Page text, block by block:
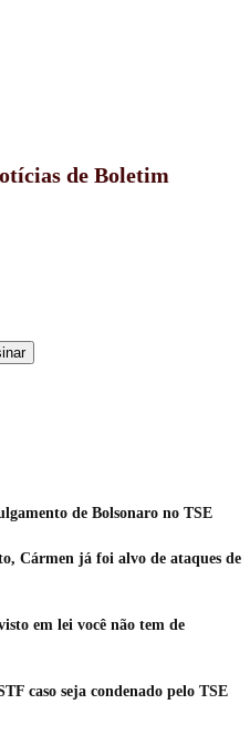
de Boletim
de Bolsonaro no TSE
Cármen já foi alvo de ataques de
em lei você não tem de
caso seja condenado pelo TSE